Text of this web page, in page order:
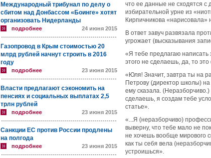
Международный трибунал по делу о
сбитом над Донбассом «Боинге» хотят
организовать Нидерланды
подробнее 24 июня 2015
Газопровод в Крым стоимостью 20
млрд рублей начнут строить в 2016
году
подробнее 23 июня 2015
Власти предлагают сэкономить на
пенсиях и социальных выплатах 2,5
трлн рублей
подробнее 23 июня 2015
Санкции ЕС против России продлены
на полгода
подробнее 23 июня 2015
что ее данные не сходятся с
избирательной урне из
Кирпичникова «нарисовала»
В ответ завуч развязала
угрожает (высказывания
«Я тебе предлагаю
этого не сделаешь, да, то
«Юля! Значит, завтра ты на
Петрову (директор школы)
ему сказала.
сделаешь, я создам тебе
статье».
«...Я (неразборчиво)
выверну, что тебе мало не
не хочешь вообще мирового
как ты себя вела
устроишься».